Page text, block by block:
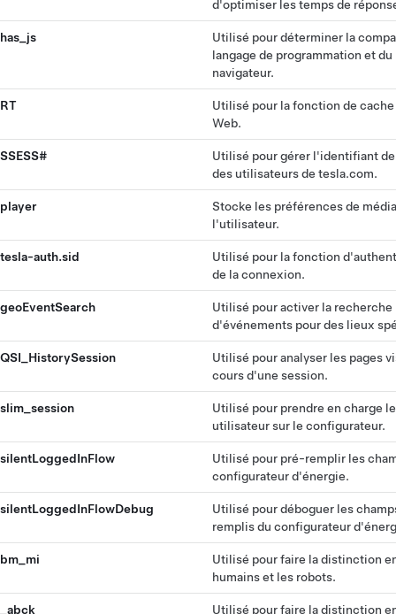
d'optimiser les temps de
has_js
Utilisé pour déterminer la
langage de programmation et du
navigateur.
RT
Utilisé pour la fonction de
Web.
SSESS#
Utilisé pour gérer l'identifiant
des utilisateurs de tesla.com.
player
Stocke les préférences de
l'utilisateur.
tesla-auth.sid
Utilisé pour la fonction
de la connexion.
geoEventSearch
Utilisé pour activer la recherche
d'événements pour des lieux
QSI_HistorySession
Utilisé pour analyser les pages
cours d'une session.
slim_session
Utilisé pour prendre en charge
utilisateur sur le configurateur.
silentLoggedInFlow
Utilisé pour pré-remplir les
configurateur d'énergie.
silentLoggedInFlowDebug
Utilisé pour déboguer les
remplis du configurateur
bm_mi
Utilisé pour faire la distinction
humains et les robots.
_abck Utilisé pour faire la distinction